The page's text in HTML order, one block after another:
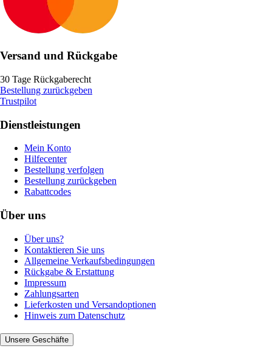
Versand und Rückgabe
30 Tage Rückgaberecht
Bestellung zurückgeben
Trustpilot
Dienstleistungen
Mein Konto
Hilfecenter
Bestellung verfolgen
Bestellung zurückgeben
Rabattcodes
Über uns
Über uns?
Kontaktieren Sie uns
Allgemeine Verkaufsbedingungen
Rückgabe & Erstattung
Impressum
Zahlungsarten
Lieferkosten und Versandoptionen
Hinweis zum Datenschutz
Unsere Geschäfte